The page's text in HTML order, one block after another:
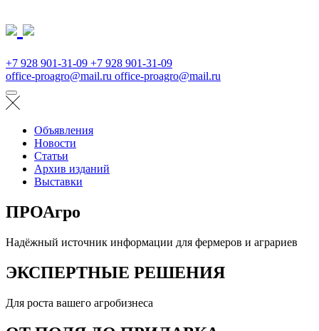
+7 928 901-31-09 +7 928 901-31-09
office-proagro@mail.ru office-proagro@mail.ru
Объявления
Новости
Статьи
Архив изданий
Выставки
ПРОАгро
Надёжный источник информации для фермеров и аграриев
ЭКСПЕРТНЫЕ РЕШЕНИЯ
Для роста вашего агробизнеса